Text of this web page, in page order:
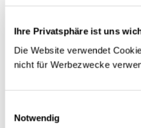
Ihre Privatsphäre ist uns
Die Website verwendet
nicht für Werbezwecke
Notwendig